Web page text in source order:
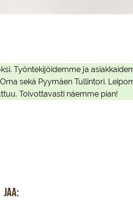
Työntekijöidemme ja
sekä Pyymäen Tullintori.
Toivottavasti näemme pian!
Jaa: